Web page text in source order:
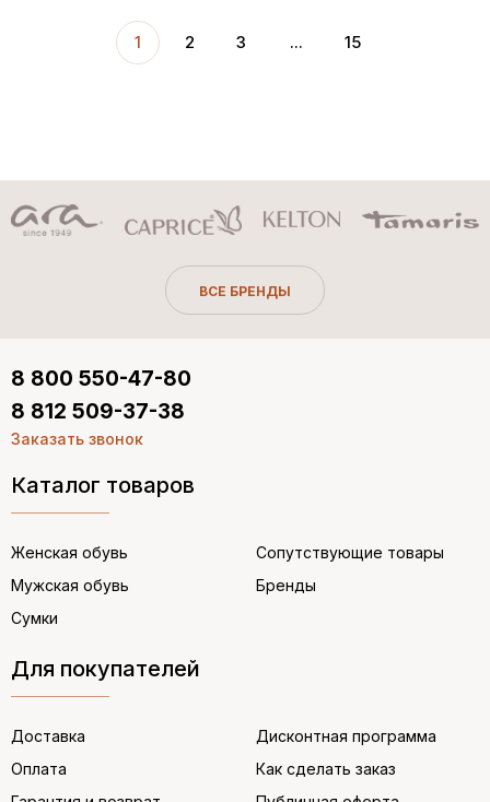
1 2 3 ... 15
ВСЕ БРЕНДЫ
Каталог товаров
Женская обувь
Мужская обувь
Сумки
Сопутствующие товары
Бренды
Для покупателей
Доставка
Оплата
Дисконтная программа
Как сделать заказ
8 800 550-47-80
8 812 509-37-38
Заказать звонок